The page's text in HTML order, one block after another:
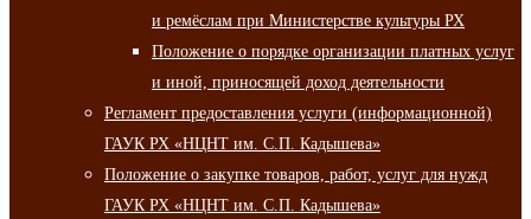
и ремёслам при Министерстве культуры РХ
Положение о порядке организации платных услуг
и иной, приносящей доход деятельности
Регламент предоставления услуги (информационной)
ГАУК РХ «НЦНТ им. С.П. Кадышева»
Положение о закупке товаров, работ, услуг для нужд
ГАУК РХ «НЦНТ им. С.П. Кадышева»